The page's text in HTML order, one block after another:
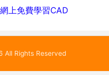
上免費學習CAD
Rights Reserved